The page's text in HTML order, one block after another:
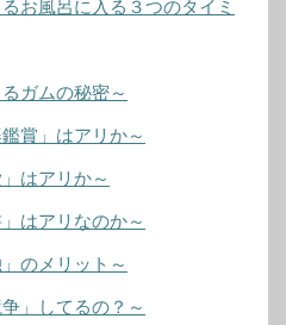
お風呂に入る３つのタイミ
ガムの秘密～
賞」はアリか～
はアリか～
はアリなのか～
のメリット～
」してるの？～